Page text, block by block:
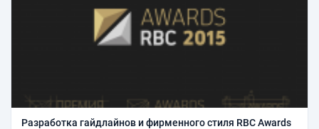
Разработка гайдлайнов и фирменного стиля RBC Awards